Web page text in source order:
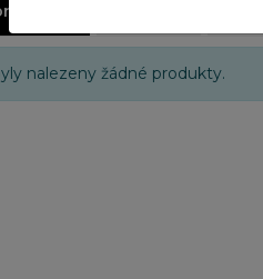
nalezeny žádné produkty.